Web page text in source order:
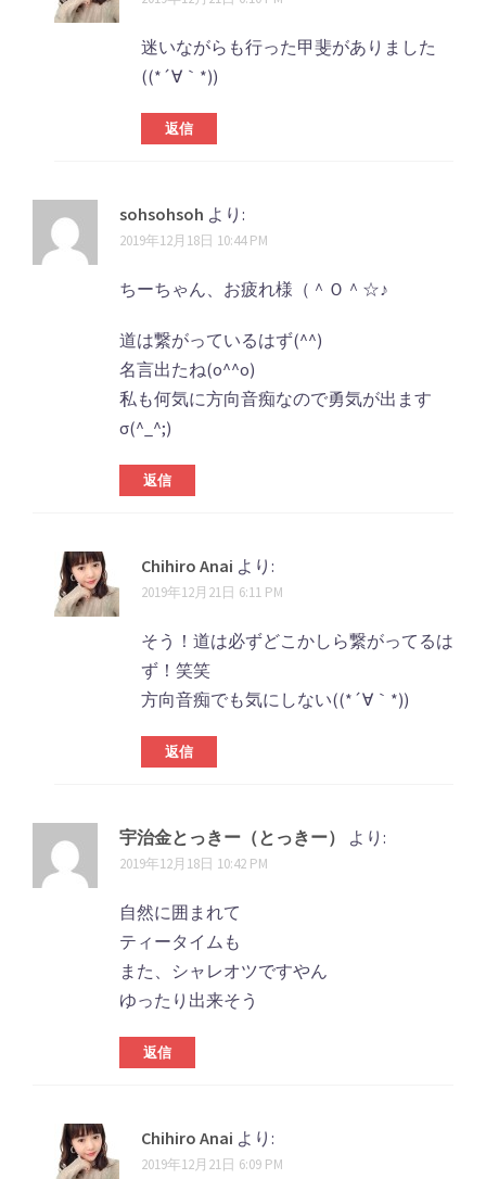
迷いながらも行った甲斐がありました
((*´∀｀*))
返信
sohsohsoh より:
2019年12月18日 10:44 PM
ちーちゃん、お疲れ様（＾Ｏ＾☆♪
道は繋がっているはず(^^)
名言出たね(o^^o)
私も何気に方向音痴なので勇気が出ます
σ(^_^;)
返信
Chihiro Anai より:
2019年12月21日 6:11 PM
そう！道は必ずどこかしら繋がってるは
ず！笑笑
方向音痴でも気にしない((*´∀｀*))
返信
宇治金とっきー（とっきー） より:
2019年12月18日 10:42 PM
自然に囲まれて
ティータイムも
また、シャレオツですやん
ゆったり出来そう
返信
Chihiro Anai より:
2019年12月21日 6:09 PM